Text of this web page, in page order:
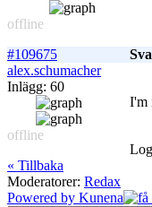
offline
#109675
alex.schumacher
Inlägg: 60
offline
I'm
« Tillbaka
Moderatorer: Redax
Powered by Kunena